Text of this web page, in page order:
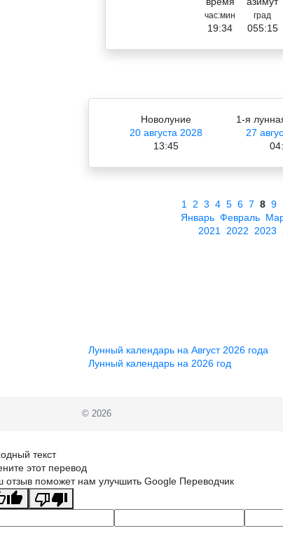
час:мин
19:34
град
055:15
Новолуние
20 августа 2028
13:45
1-я
27
1
2 3 4 5 6 7 8 9
Январь Февраль
2021
2022 2023
Лунный календарь на Август 2026 года
Лунный календарь на 2026 год
© 2026
текст
этот перевод
отзыв поможет нам улучшить Google Переводчик